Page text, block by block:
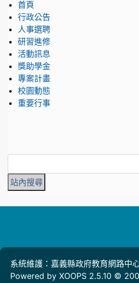
首頁
行政公告
人事選聘
研習進修
活動訊息
獎助學金
專案計畫
校園動態
重要行事
系統維護：嘉義縣政府教育網路中
Powered by XOOPS 2.5.10 ©